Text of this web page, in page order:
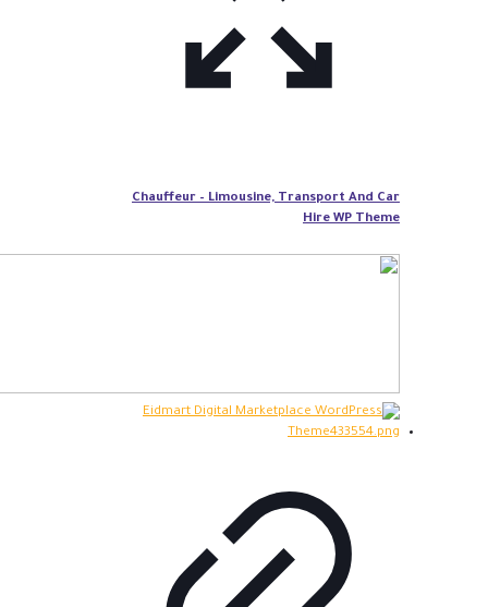
Chauffeur – Limousine, Transport And Car
Hire WP Theme